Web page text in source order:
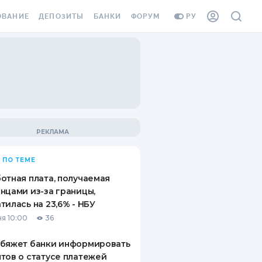
РУ
ВИНЬЕТКА
СОТРУДНИКОВ
ОТ
СЛУЧАЕВ
ДЕПОЗИТЫ
ВОПРОСЫ И ОТВЕТЫ
ПУТЕВОДИТЕЛИ ПО
СБЕРЕЖЕНИЯМ
БАНКИ ФОРУМ
ПО ТЕМЕ
плата, получаемая
из-за границы,
на 23,6% - НБУ
10:00 36
банки информировать
о статусе платежей